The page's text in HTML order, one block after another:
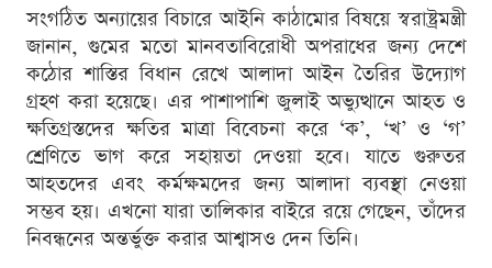
সংগঠিত অন্যায়ের বিচারে আইনি কাঠামোর বিষয়ে স্বরাষ্ট্রমন্ত্রী
জানান, গুমের মতো মানবতাবিরোধী অপরাধের জন্য দেশে
কঠোর শাস্তির বিধান রেখে আলাদা আইন তৈরির উদ্যোগ
গ্রহণ করা হয়েছে। এর পাশাপাশি জুলাই অভ্যুত্থানে আহত ও
ক্ষতিগ্রস্তদের ক্ষতির মাত্রা বিবেচনা করে ‘ক’, ‘খ’ ও ‘গ’
শ্রেণিতে ভাগ করে সহায়তা দেওয়া হবে। যাতে গুরুতর
আহতদের এবং কর্মক্ষমদের জন্য আলাদা ব্যবস্থা নেওয়া
সম্ভব হয়। এখনো যারা তালিকার বাইরে রয়ে গেছেন, তাঁদের
নিবন্ধনের অন্তর্ভুক্ত করার আশ্বাসও দেন তিনি।